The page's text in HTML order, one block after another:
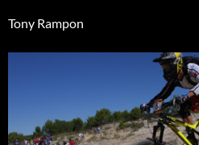
Tony Rampon